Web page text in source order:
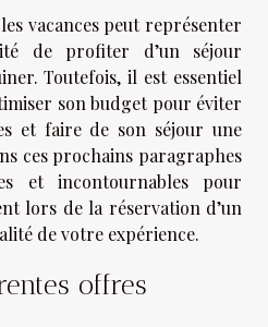
vacances peut représenter
de profiter d’un séjour
Toutefois, il est essentiel
son budget pour éviter
et faire de son séjour une
ces prochains paragraphes
et incontournables pour
lors de la réservation d’un
de votre expérience.
offres